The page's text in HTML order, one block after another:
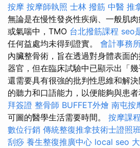
按摩 按摩師執照 士林 撥筋 中醫 推
無論是在慢性發炎性疾病、一般肌
或氣喘中，TMO 台北撥筋課程 seo
任何益處均未得到證實。 會計事務
內臟整骨術，旨在透過對身體表面
器官，但在臨床試驗中已顯示出「幾
還需要具有很強的批判性思維和解
的聽力和口語能力，以便能夠與患
拜簽證 整骨師 BUFFET外燴 南屯按
可圖的醫學生活需要時間。 按摩課程
數位行銷 傳統整復推拿技術士證照
刮痧 養生整復推廣中心 local seo